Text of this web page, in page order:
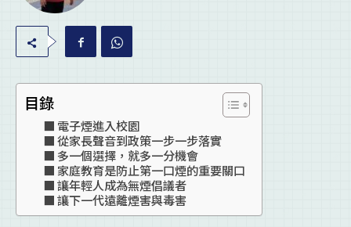
目錄
電子煙進入校園
從家長聲音到政策一步一步落實
多一個選擇，就多一分機會
家庭教育是防止第一口煙的重要關口
讓年輕人成為無煙倡議者
讓下一代遠離煙害與毒害